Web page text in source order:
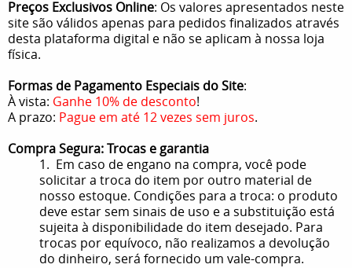
Preços Exclusivos Online: Os valores apresentados neste
site são válidos apenas para pedidos finalizados através
desta plataforma digital e não se aplicam à nossa loja
física.
Formas de Pagamento Especiais do Site:
À vista: Ganhe 10% de desconto!
A prazo: Pague em até 12 vezes sem juros.
Compra Segura: Trocas e garantia
1. Em caso de engano na compra, você pode
solicitar a troca do item por outro material de
nosso estoque. Condições para a troca: o produto
deve estar sem sinais de uso e a substituição está
sujeita à disponibilidade do item desejado. Para
trocas por equívoco, não realizamos a devolução
do dinheiro, será fornecido um vale-compra.